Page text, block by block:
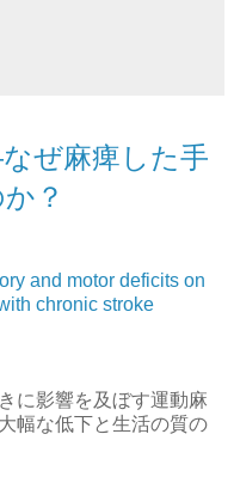
ぜ麻痺した手
？
and motor deficits on
chronic stroke
に影響を及ぼす運動麻
幅な低下と生活の質の